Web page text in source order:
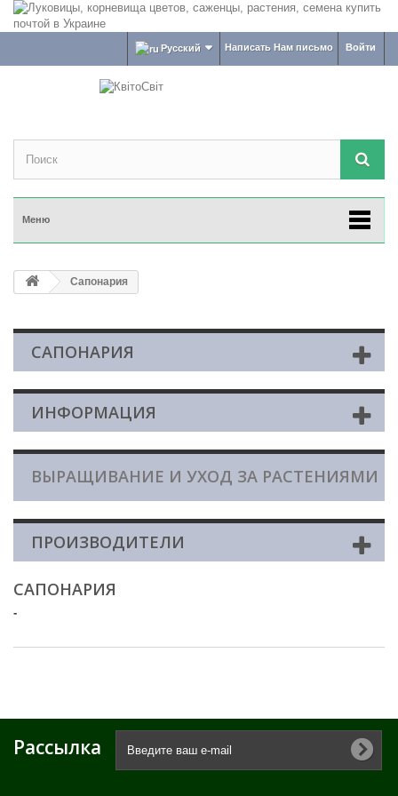
Войти
Написать Нам письмо
Русский
Меню
Сапонария
САПОНАРИЯ
ИНФОРМАЦИЯ
ВЫРАЩИВАНИЕ И УХОД ЗА РАСТЕНИЯМИ
ПРОИЗВОДИТЕЛИ
САПОНАРИЯ
-
Рассылка